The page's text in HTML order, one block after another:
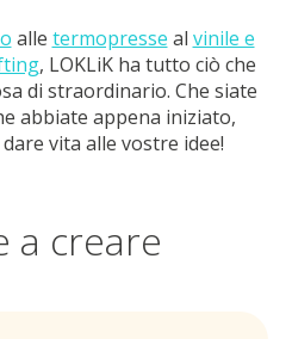
alle termopresse al vinile e
, LOKLiK ha tutto ciò che
di straordinario. Che siate
abbiate appena iniziato,
vita alle vostre idee!
a creare